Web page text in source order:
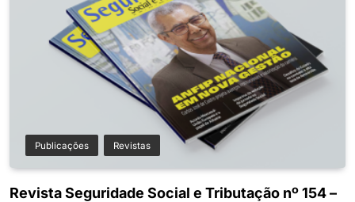
Publicações Revistas
Revista Seguridade Social e Tributação nº 154 –